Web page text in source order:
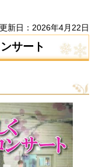
更新日：2026年4月22日
サート